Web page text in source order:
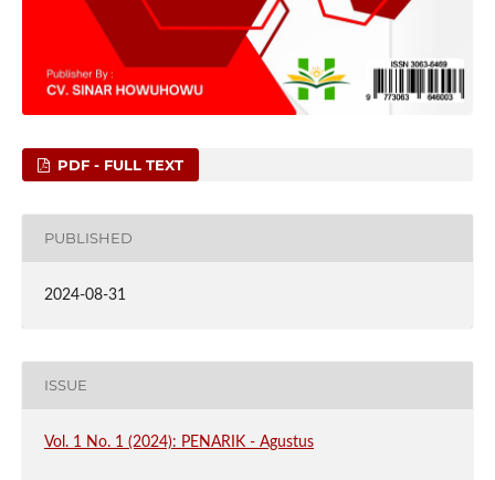
PDF - FULL TEXT
PUBLISHED
2024-08-31
ISSUE
Vol. 1 No. 1 (2024): PENARIK - Agustus